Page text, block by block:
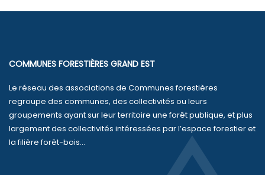
COMMUNES FORESTIÈRES GRAND EST
Le réseau des associations de Communes forestières
regroupe des communes, des collectivités ou leurs
groupements ayant sur leur territoire une forêt publique, et plus
largement des collectivités intéressées par l’espace forestier et
la filière forêt-bois...